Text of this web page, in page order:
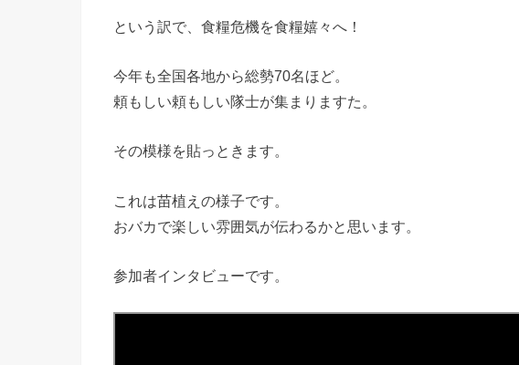
という訳で、食糧危機を食糧嬉々へ！
今年も全国各地から総勢70名ほど。
頼もしい頼もしい隊士が集まりますた。
その模様を貼っときます。
これは苗植えの様子です。
おバカで楽しい雰囲気が伝わるかと思います。
参加者インタビューです。